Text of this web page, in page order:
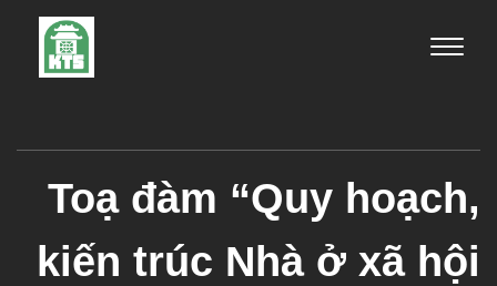
Toggle
Toạ đàm “Quy hoạch,
kiến trúc Nhà ở xã hội